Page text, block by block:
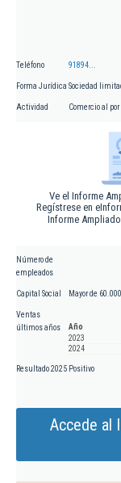
Teléfono 91894...
Forma Jurídica Sociedad
Actividad Comercio al
Ve el Informe
Regístrese en
Informe
Número de
empleados
Capital Social Mayor de
Ventas
últimos años
Año
2023
2024
Resultado 2025 Positivo
Accede al